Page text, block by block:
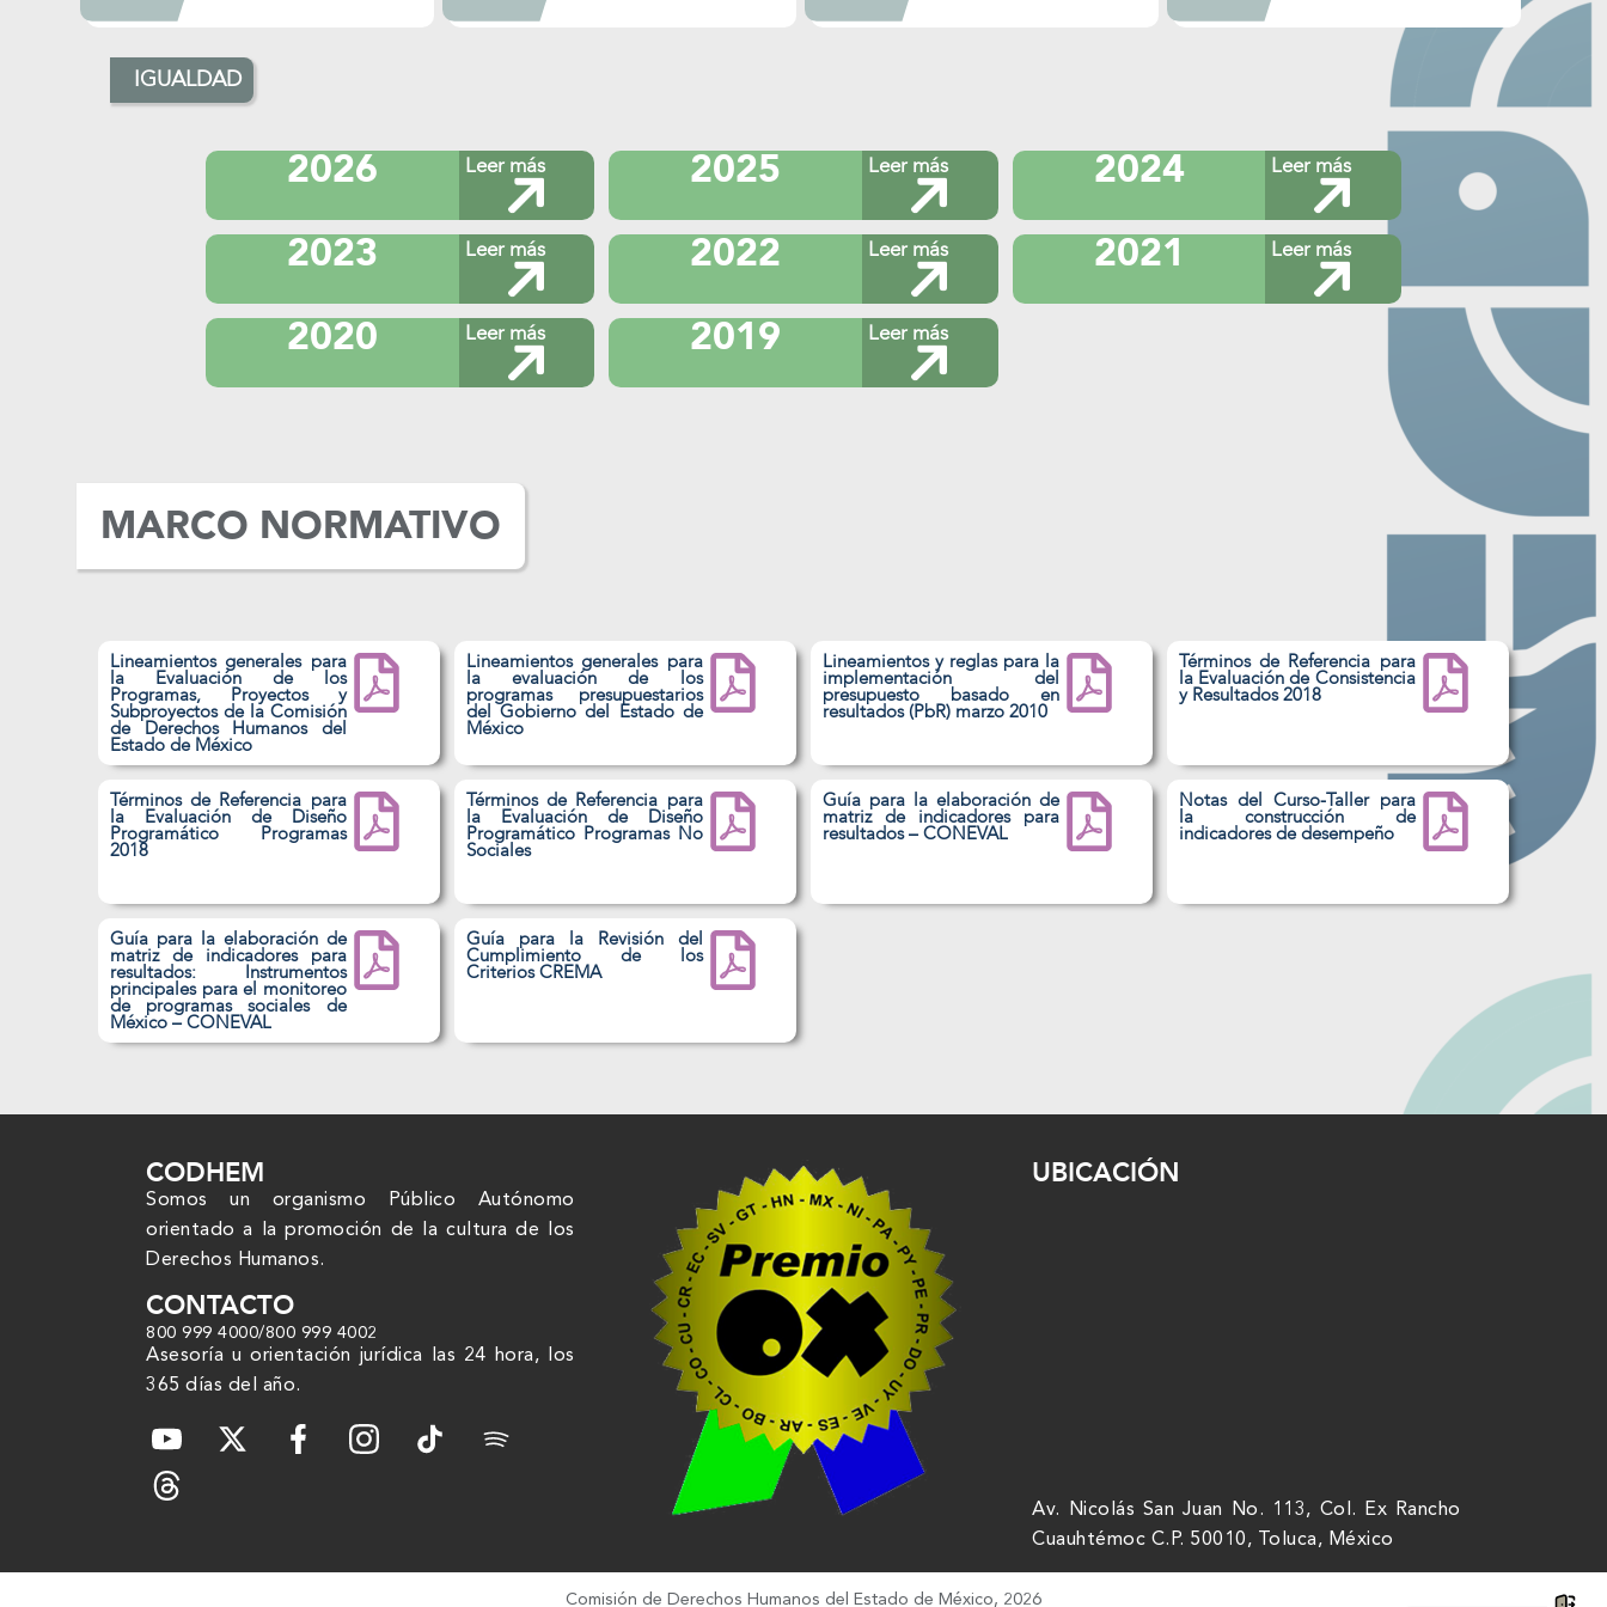
1.Informe final de evaluación de
proyecto
mejora del desempeño
3. Programa Anual de
Evaluación 2021
1.Informe final de evaluación de
mejora del desempeño
3. Términos de referencia para
la evaluación de diseño
programático
1. Informe final de evaluación
mejora del desempeño
la evaluación de procesos del
Proyecto de Capacitación
1. Informe de la evaluación al
desempeño y resultados del
programa anual de evaluación
2018
1. Informe de la Evaluación de
Diseño Programático del
Proyecto Desarrollo
Institucional para los Derechos
2. Convenio para la mejora del
desempeño y resultados del
programa anual de evaluación
2017
Saber más
1. Convenio para la mejora del
desempeño y resultados del
programa anual de evaluación
2016
2. PAE 2016
3. Informe final de evaluación
de diseño programático 2016
Saber más
1. Evaluación Programática
Saber más
1. Métrica 2014
IGUALDAD
2026 Leer más 2025 Leer más 2024 Leer más
2023 Leer más 2022 Leer más 2021 Leer más
2020 Leer más 2019 Leer más
MARCO NORMATIVO
Lineamientos generales para
la Evaluación de los
Programas, Proyectos y
Subproyectos de la Comisión
de Derechos Humanos del
Estado de México
Lineamientos generales para
la evaluación de los
programas presupuestarios
del Gobierno del Estado de
México​
Lineamientos y reglas para la
implementación del
presupuesto basado en
resultados (PbR) marzo 2010​
Términos de Referencia para
la Evaluación de Consistencia
y Resultados 2018​
Términos de Referencia para
la Evaluación de Diseño
Programático Programas
2018​
Términos de Referencia para
la Evaluación de Diseño
Programático Programas No
Sociales
Guía para la elaboración de
matriz de indicadores para
resultados – CONEVAL​
Notas del Curso-Taller para
la construcción de
indicadores de desempeño​
Guía para la elaboración de
matriz de indicadores para
resultados: Instrumentos
principales para el monitoreo
de programas sociales de
México – CONEVAL
Guía para la Revisión del
Cumplimiento de los
Criterios CREMA
CODHEM
Somos un organismo Público Autónomo
orientado a la promoción de la cultura de los
Derechos Humanos.
CONTACTO
800 999 4000/800 999 4002
Asesoría u orientación jurídica las 24 hora, los
365 días del año.
UBICACIÓN
Av. Nicolás San Juan No. 113, Col. Ex Rancho
Cuauhtémoc C.P. 50010, Toluca, México
Comisión de Derechos Humanos del Estado de México, 2026